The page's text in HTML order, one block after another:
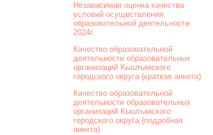
Независимая оценка качества
условий осуществления
образовательной деятельности
2024г.
Качество образовательной
деятельности образовательных
организаций Кыштымского
городского округа (краткая анкета)
Качество образовательной
деятельности образовательных
организаций Кыштымского
городского округа (подробная
анкета)